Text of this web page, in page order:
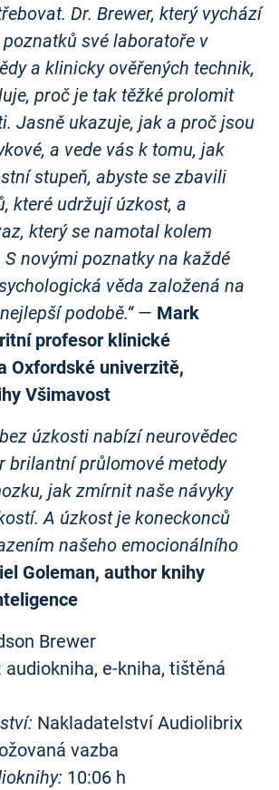
Dr. Brewer, který vychází
své laboratoře v
a klinicky ověřených technik,
proč je tak těžké prolomit
Jasně ukazuje, jak a proč jsou
a vede vás k tomu, jak
stupeň, abyste se zbavili
které udržují úzkost, a
který se namotal kolem
novými poznatky na každé
věda založená na
podobě.“— Mark
profesor klinické
Oxfordské univerzitě,
Všimavost
úzkosti nabízí neurovědec
brilantní průlomové metody
jak zmírnit naše návyky
A úzkost je koneckonců
našeho emocionálního
Goleman, author knihy
Brewer
audiokniha, e-kniha, tištěná
Nakladatelství Audiolibrix
vazba
10:06 h